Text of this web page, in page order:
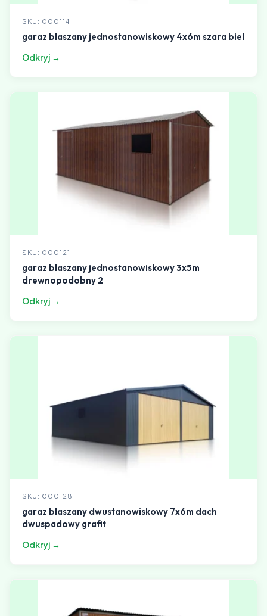
SKU: 000114
garaz blaszany jednostanowiskowy 4x6m szara biel
Odkryj →
SKU: 000121
garaz blaszany jednostanowiskowy 3x5m
drewnopodobny 2
Odkryj →
SKU: 000128
garaz blaszany dwustanowiskowy 7x6m dach
dwuspadowy grafit
Odkryj →